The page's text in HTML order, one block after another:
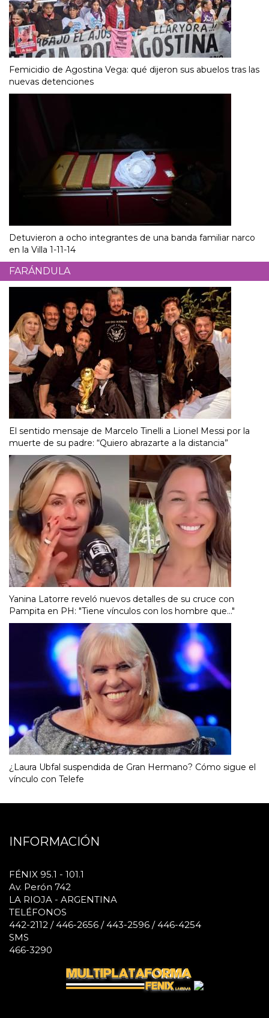
Femicidio de Agostina Vega: qué dijeron sus abuelos tras las
nuevas detenciones
Detuvieron a ocho integrantes de una banda familiar narco
en la Villa 1-11-14
FARÁNDULA
El sentido mensaje de Marcelo Tinelli a Lionel Messi por la
muerte de su padre: “Quiero abrazarte a la distancia”
Yanina Latorre reveló nuevos detalles de su cruce con
Pampita en PH: "Tiene vínculos con los hombre que..."
¿Laura Ubfal suspendida de Gran Hermano? Cómo sigue el
vínculo con Telefe
INFORMACIÓN
FÉNIX 95.1 - 101.1
Av. Perón 742
LA RIOJA - ARGENTINA
TELÉFONOS
442-2112 / 446-2656 / 443-2596 / 446-4254
SMS
466-3290